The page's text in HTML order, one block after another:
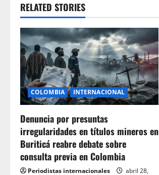
n
a
v
i
g
a
t
i
RELATED STORIES
COLOMBIA INTERNACIONAL
Denuncia por presuntas
irregularidades en títulos mineros en
Buriticá reabre debate sobre
consulta previa en Colombia
Periodistas internacionales
abril 28,